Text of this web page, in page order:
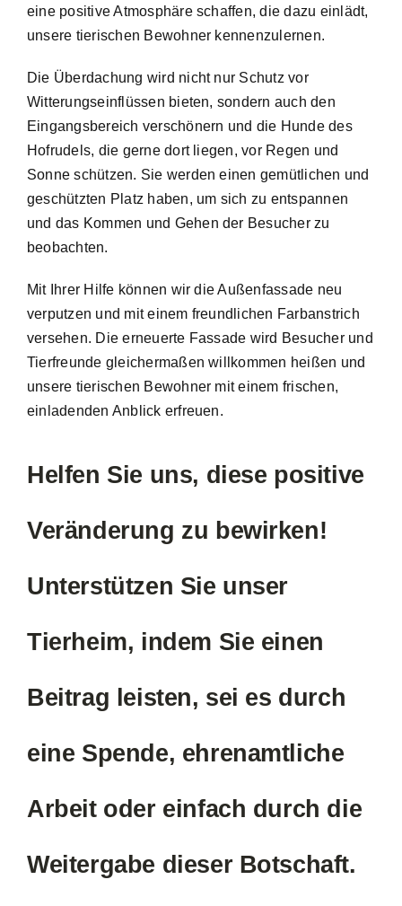
eine positive Atmosphäre schaffen, die dazu einlädt,
unsere tierischen Bewohner kennenzulernen.
Die Überdachung wird nicht nur Schutz vor
Witterungseinflüssen bieten, sondern auch den
Eingangsbereich verschönern und die Hunde des
Hofrudels, die gerne dort liegen, vor Regen und
Sonne schützen. Sie werden einen gemütlichen und
geschützten Platz haben, um sich zu entspannen
und das Kommen und Gehen der Besucher zu
beobachten.
Mit Ihrer Hilfe können wir die Außenfassade neu
verputzen und mit einem freundlichen Farbanstrich
versehen. Die erneuerte Fassade wird Besucher und
Tierfreunde gleichermaßen willkommen heißen und
unsere tierischen Bewohner mit einem frischen,
einladenden Anblick erfreuen.
Helfen Sie uns, diese positive
Veränderung zu bewirken!
Unterstützen Sie unser
Tierheim, indem Sie einen
Beitrag leisten, sei es durch
eine Spende, ehrenamtliche
Arbeit oder einfach durch die
Weitergabe dieser Botschaft.